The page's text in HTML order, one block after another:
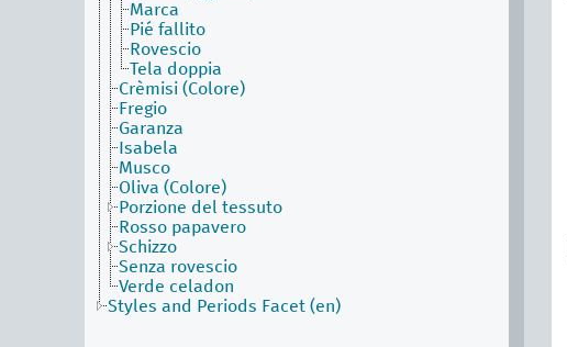
Marca
Pié fallito
Rovescio
Tela doppia
Crèmisi (Colore)
Fregio
Garanza
Isabela
Musco
Oliva (Colore)
Porzione del tessuto
Rosso papavero
Schizzo
Senza rovescio
Verde celadon
Styles and Periods Facet (en)